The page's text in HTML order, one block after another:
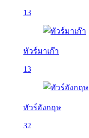
13
ทัวร์มาเก๊า
13
ทัวร์อังกฤษ
32